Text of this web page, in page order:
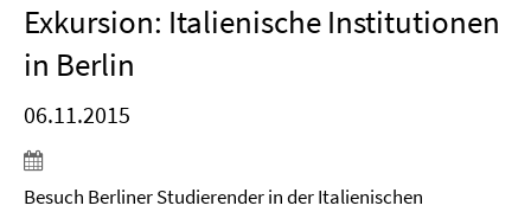
Exkursion: Italienische Institutionen
in Berlin
06.11.2015
Besuch Berliner Studierender in der Italienischen